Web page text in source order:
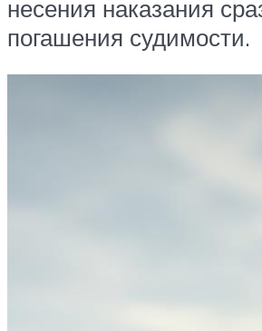
несения наказания
погашения судимости.